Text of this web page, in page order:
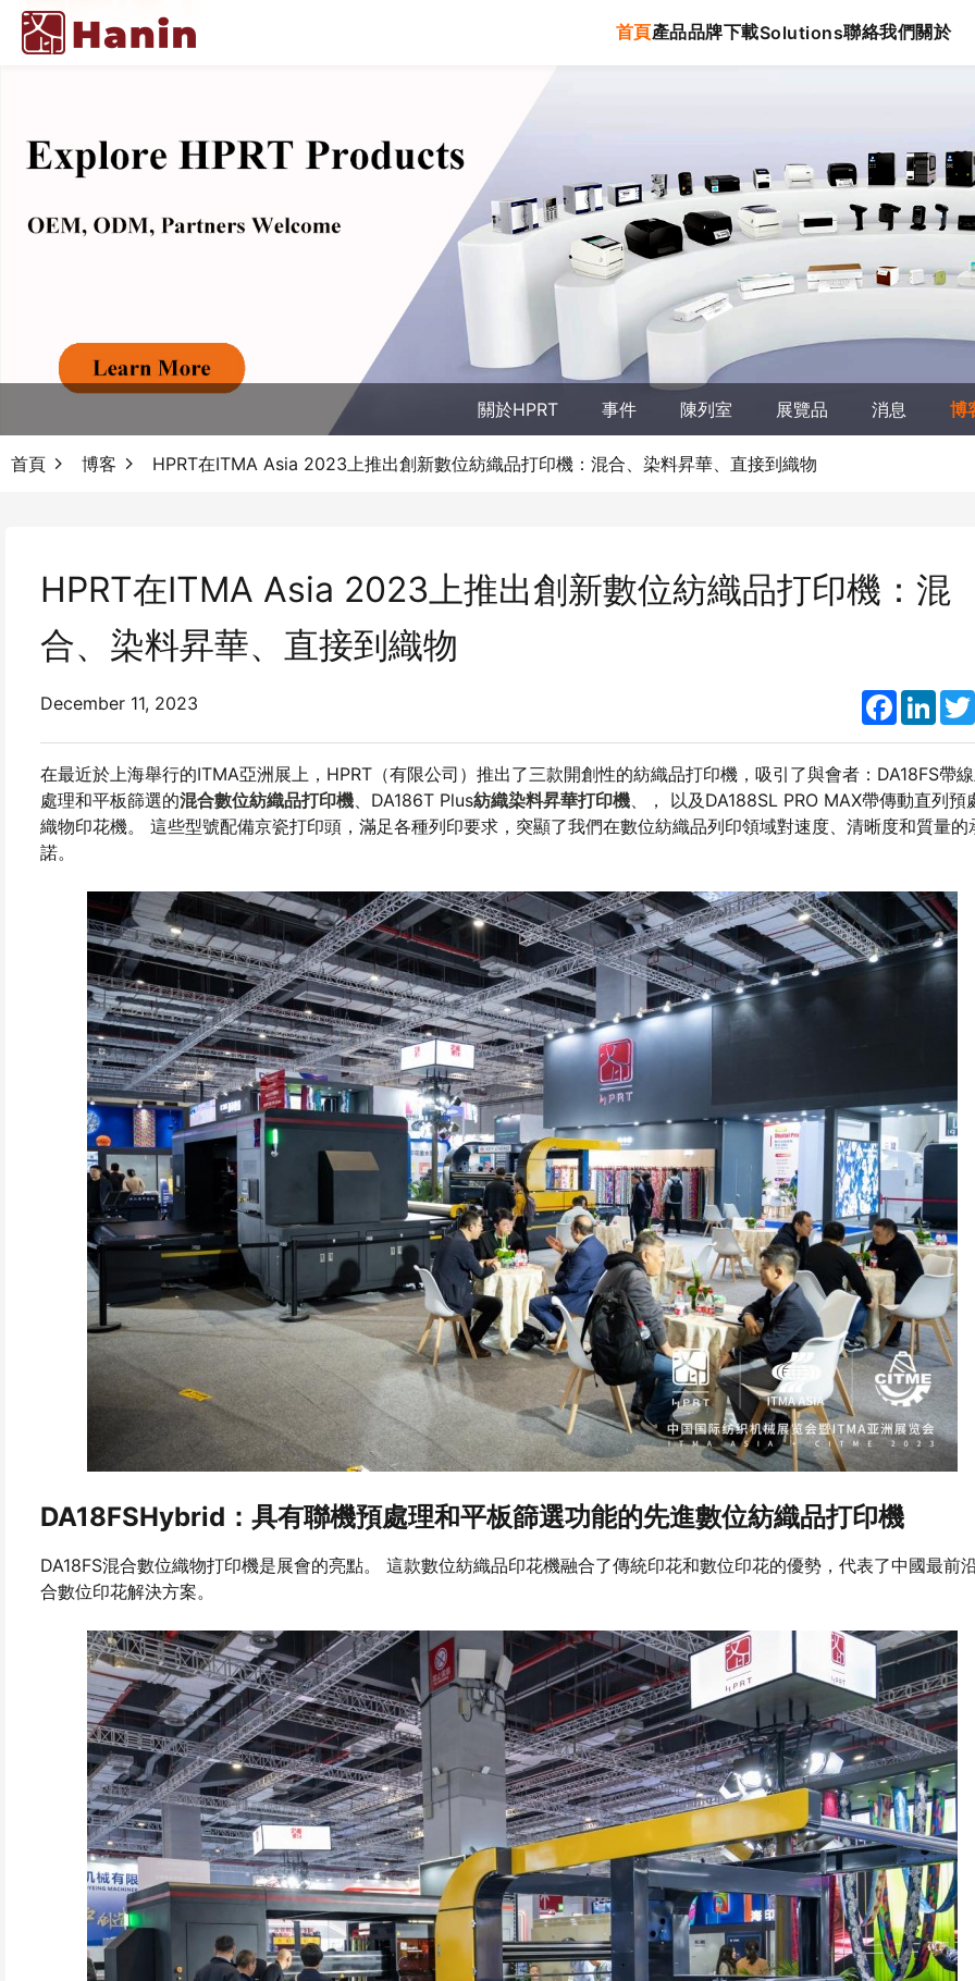
首頁產品品牌下載Solutions聯絡我們關於
關於HPRT 事件 陳列室 展覽品 消息 博
首頁 博客 HPRT在ITMA Asia 2023上推出創新數位紡織品打印機：混合、染料昇華、直接到織物
HPRT在ITMA Asia 2023上推出創新數位紡織品打印機：混
合、染料昇華、直接到織物
December 11, 2023
在最近於上海舉行的ITMA亞洲展上，HPRT（有限公司）推出了三款開創性的紡織品打印機，吸引了與會者：DA18FS帶
處理和平板篩選的混合數位紡織品打印機、DA186T Plus紡織染料昇華打印機、， 以及DA188SL PRO MAX帶傳動直列預
織物印花機。 這些型號配備京瓷打印頭，滿足各種列印要求，突顯了我們在數位紡織品列印領域對速度、清晰度和質量的
諾。
DA18FSHybrid：具有聯機預處理和平板篩選功能的先進數位紡織品打印機
DA18FS混合數位織物打印機是展會的亮點。 這款數位紡織品印花機融合了傳統印花和數位印花的優勢，代表了中國最前
合數位印花解決方案。